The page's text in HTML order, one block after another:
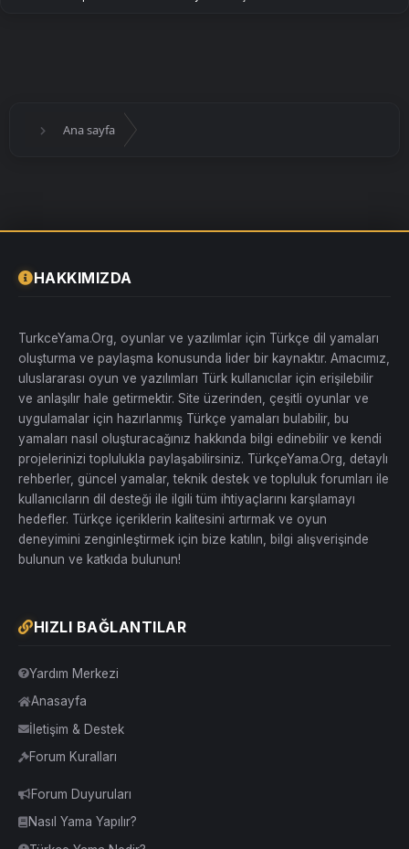
Ana sayfa
HAKKIMIZDA
TurkceYama.Org, oyunlar ve yazılımlar için Türkçe dil yamaları
oluşturma ve paylaşma konusunda lider bir kaynaktır. Amacımız,
uluslararası oyun ve yazılımları Türk kullanıcılar için erişilebilir
ve anlaşılır hale getirmektir. Site üzerinden, çeşitli oyunlar ve
uygulamalar için hazırlanmış Türkçe yamaları bulabilir, bu
yamaları nasıl oluşturacağınız hakkında bilgi edinebilir ve kendi
projelerinizi toplulukla paylaşabilirsiniz. TürkçeYama.Org, detaylı
rehberler, güncel yamalar, teknik destek ve topluluk forumları ile
kullanıcıların dil desteği ile ilgili tüm ihtiyaçlarını karşılamayı
hedefler. Türkçe içeriklerin kalitesini artırmak ve oyun
deneyimini zenginleştirmek için bize katılın, bilgi alışverişinde
bulunun ve katkıda bulunun!
HIZLI BAĞLANTILAR
Yardım Merkezi
Anasayfa
İletişim & Destek
Forum Kuralları
Forum Duyuruları
Nasıl Yama Yapılır?